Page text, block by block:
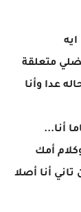
متعلقة
عدا وأنا
أنا...
أمك
أنا أصلا